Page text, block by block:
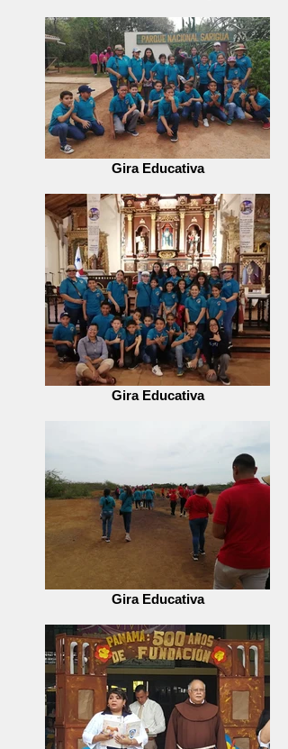
Gira Educativa
Gira Educativa
Gira Educativa